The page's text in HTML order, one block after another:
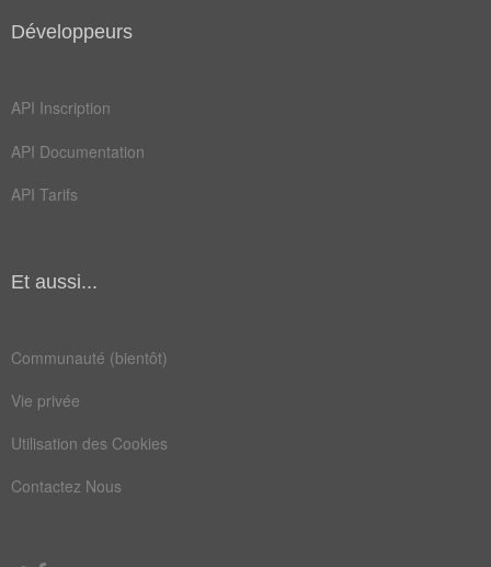
Développeurs
API Inscription
API Documentation
API Tarifs
Et aussi...
Communauté (bientôt)
Vie privée
Utilisation des Cookies
Contactez Nous